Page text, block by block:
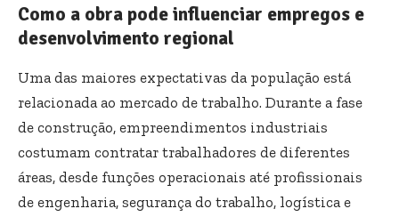
Como a obra pode influenciar empregos e
desenvolvimento regional
Uma das maiores expectativas da população está
relacionada ao mercado de trabalho. Durante a fase
de construção, empreendimentos industriais
costumam contratar trabalhadores de diferentes
áreas, desde funções operacionais até profissionais
de engenharia, segurança do trabalho, logística e